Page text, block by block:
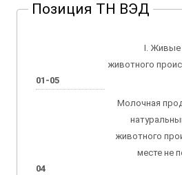
Позиция ТН ВЭД
01-05
I. Живые
животного
04
Молочная
животного
месте не